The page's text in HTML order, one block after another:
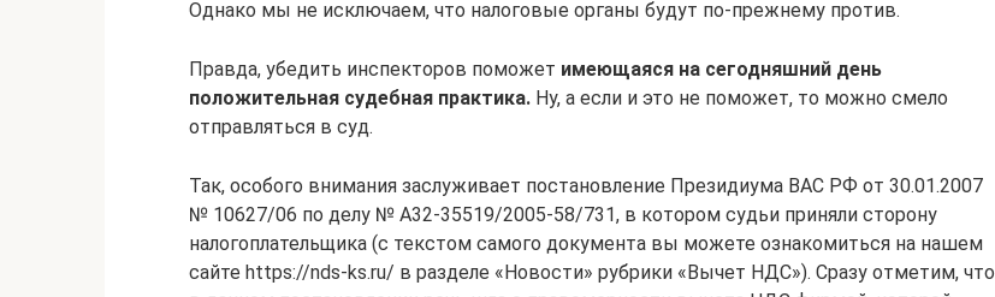
Однако мы не исключаем, что налоговые органы будут по-прежнему против.
Правда, убедить инспекторов поможет имеющаяся на сегодняшний день
положительная судебная практика. Ну, а если и это не поможет, то можно смело
отправляться в суд.
Так, особого внимания заслуживает постановление Президиума ВАС РФ от 30.01.2007
№ 10627/06 по делу № А32-35519/2005-58/731, в котором судьи приняли сторону
налогоплательщика (с текстом самого документа вы можете ознакомиться на нашем
сайте https://nds-ks.ru/ в разделе «Новости» рубрики «Вычет НДС»). Сразу отметим, что